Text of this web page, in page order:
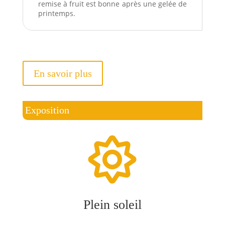
remise à fruit est bonne après une gelée de
printemps.
En savoir plus
Exposition

Plein soleil